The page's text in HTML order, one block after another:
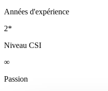
Années d'expérience
2*
Niveau CSI
∞
Passion